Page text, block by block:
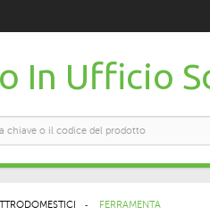
In Ufficio
> FERRAMENTA